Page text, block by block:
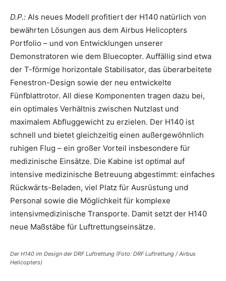
D.P.: Als neues Modell profitiert der H140 natürlich von
bewährten Lösungen aus dem Airbus Helicopters
Portfolio – und von Entwicklungen unserer
Demonstratoren wie dem Bluecopter. Auffällig sind etwa
der T-förmige horizontale Stabilisator, das überarbeitete
Fenestron-Design sowie der neu entwickelte
Fünfblattrotor. All diese Komponenten tragen dazu bei,
ein optimales Verhältnis zwischen Nutzlast und
maximalem Abfluggewicht zu erzielen. Der H140 ist
schnell und bietet gleichzeitig einen außergewöhnlich
ruhigen Flug – ein großer Vorteil insbesondere für
medizinische Einsätze. Die Kabine ist optimal auf
intensive medizinische Betreuung abgestimmt: einfaches
Rückwärts-Beladen, viel Platz für Ausrüstung und
Personal sowie die Möglichkeit für komplexe
intensivmedizinische Transporte. Damit setzt der H140
neue Maßstäbe für Luftrettungseinsätze.
Der H140 im Design der DRF Luftrettung (Foto: DRF Luftrettung / Airbus
Helicopters)